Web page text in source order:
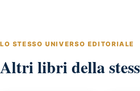
LO STESSO UNIVERSO EDITORIALE
Altri libri della